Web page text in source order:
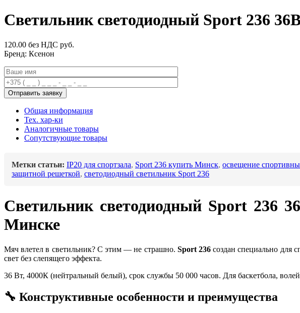
Светильник светодиодный Sport 236
120.00 без НДС руб.
Бренд: Ксенон
Общая информация
Тех. хар-ки
Аналогичные товары
Сопутствующие товары
Метки статьи: IP20 для спортзала, Sport 236 купить Минск, освещение
защитной решеткой, светодиодный светильник Sport 236
Светильник светодиодный Sport 236
Минске
Мяч влетел в светильник? С этим — не страшно. Sport 236создан специально для
свет без слепящего эффекта.
36 Вт, 4000К (нейтральный белый), срок службы 50 000 часов. Для баскетбола,
🔧 Конструктивные особенности и преимущества